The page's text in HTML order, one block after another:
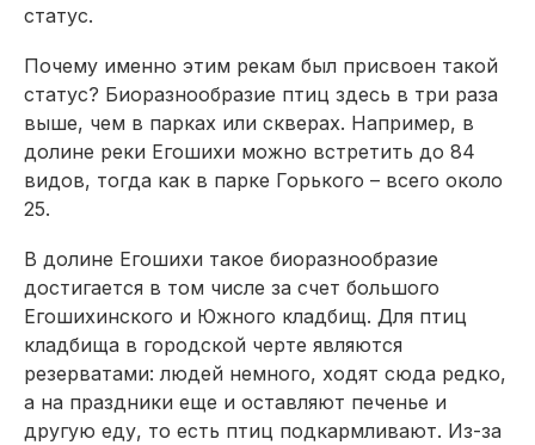
статус.
Почему именно этим рекам был присвоен такой
статус? Биоразнообразие птиц здесь в три раза
выше, чем в парках или скверах. Например, в
долине реки Егошихи можно встретить до 84
видов, тогда как в парке Горького – всего около
25.
В долине Егошихи такое биоразнообразие
достигается в том числе за счет большого
Егошихинского и Южного кладбищ. Для птиц
кладбища в городской черте являются
резерватами: людей немного, ходят сюда редко,
а на праздники еще и оставляют печенье и
другую еду, то есть птиц подкармливают. Из-за